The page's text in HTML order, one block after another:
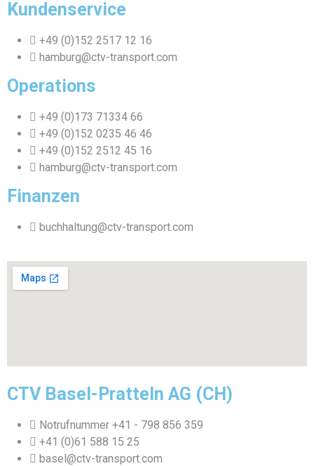
Kundenservice
+49 (0)152 2517 12 16
hamburg@ctv-transport.com
Operations
+49 (0)173 71334 66
+49 (0)152 0235 46 46
+49 (0)152 2512 45 16
hamburg@ctv-transport.com
Finanzen
buchhaltung@ctv-transport.com
CTV Basel-Pratteln AG (CH)
Notrufnummer +41 - 798 856 359
+41 (0)61 588 15 25
basel@ctv-transport.com